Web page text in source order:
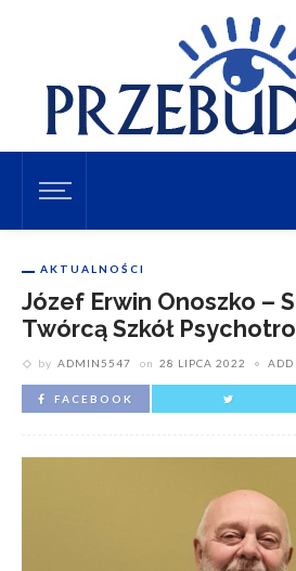
AKTUALNOŚCI
Józef Erwin Onoszko –
Twórcą Szkół
by ADMIN5547 on 28 LIPCA 2022
FACEBOOK